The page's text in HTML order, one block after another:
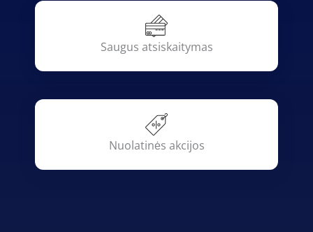
Saugus atsiskaitymas
Nuolatinės akcijos